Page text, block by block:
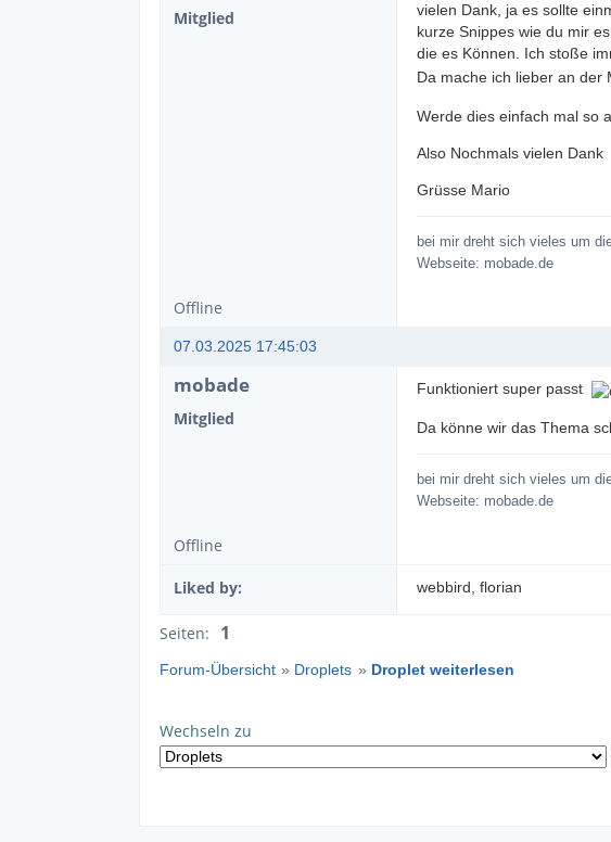
Mitglied
vielen Dank, ja es sollte
kurze Snippes wie du mir
die es Können. Ich stoße
Da mache ich lieber an der
Werde dies einfach mal so
Also Nochmals vielen Dank
Grüsse Mario
bei mir dreht sich vieles um
Webseite: mobade.de
Offline
07.03.2025 17:45:03
mobade
Mitglied
Funktioniert super passt
Da könne wir das Thema
bei mir dreht sich vieles um
Webseite: mobade.de
Offline
Liked by: webbird , florian
Seiten: 1
Forum-Übersicht » Droplets » Droplet weiterlesen
Wechseln zu